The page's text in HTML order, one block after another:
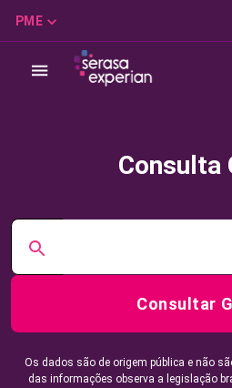
PME
Consulta
Consultar
Os dados são de origem pública e não
das informações observa a legislação